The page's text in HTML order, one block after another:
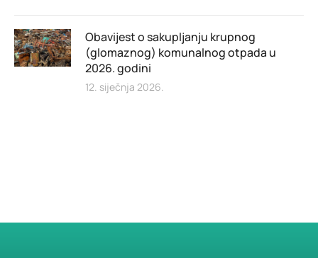
Obavijest o sakupljanju krupnog
(glomaznog) komunalnog otpada u
2026. godini
12. siječnja 2026.